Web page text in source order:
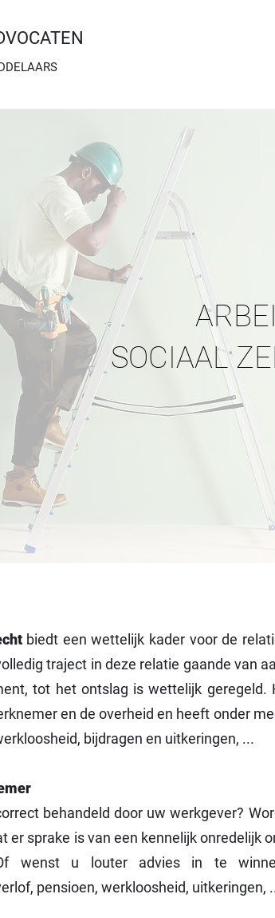
SOCIAAL
biedt een wettelijk kader voor de
traject in deze relatie gaande van
tot het ontslag is wettelijk
en de overheid en heeft onder
bijdragen en uitkeringen, ...
behandeld door uw werkgever?
er sprake is van een kennelijk onredelijk
wenst u louter advies in te
pensioen, werkloosheid, uitkeringen,